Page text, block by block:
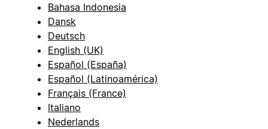
Bahasa Indonesia
Dansk
Deutsch
English (UK)
Español (España)
Español (Latinoamérica)
Français (France)
Italiano
Nederlands